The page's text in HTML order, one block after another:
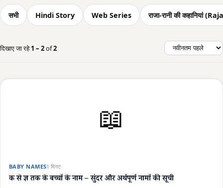
सभी Hindi Story Web Series राजा-रानी की कहानियां
दिखाए जा रहे1 – 2of2
📖
BABY NAMES1 मिनट
क से ज्ञ तक के बच्चों के नाम – सुंदर और अर्थपूर्ण नामों की सूची